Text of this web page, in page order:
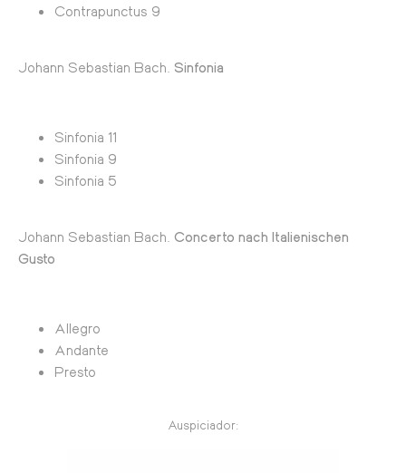
Contrapunctus 9
Johann Sebastian Bach. Sinfonia
Sinfonia 11
Sinfonia 9
Sinfonia 5
Johann Sebastian Bach. Concerto nach Italienischen
Gusto
Allegro
Andante
Presto
Auspiciador: